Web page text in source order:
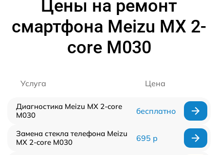
Цены на ремонт
смартфона Meizu MX 2-
core M030
Услуга Цена
Диагностика Meizu MX 2-core
M030
бесплатно
Замена стекла телефона Meizu
MX 2-core M030
695 р